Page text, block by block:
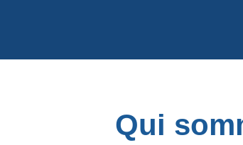
Qui